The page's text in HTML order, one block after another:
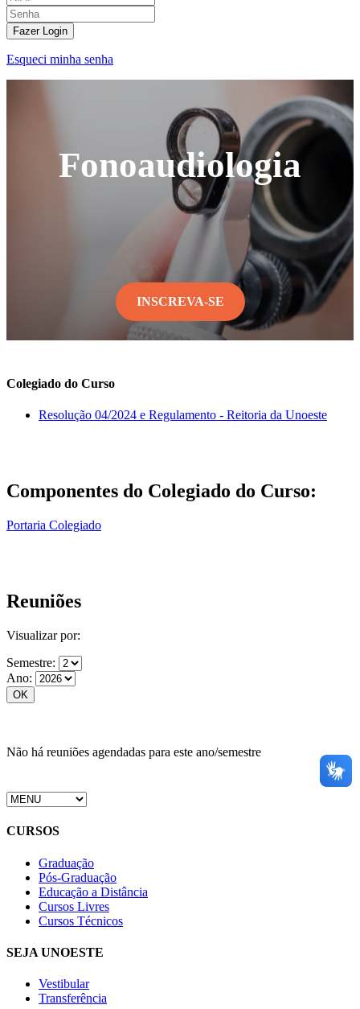
Fazer Login
Esqueci minha senha
Fonoaudiologia
INSCREVA-SE
Colegiado do Curso
Resolução 04/2024 e Regulamento - Reitoria da Unoeste
Componentes do Colegiado do Curso:
Portaria Colegiado
Reuniões
Visualizar por:
Semestre:
Ano:
Não há reuniões agendadas para este ano/semestre
CURSOS
Graduação
Pós-Graduação
Educação a Distância
Cursos Livres
Cursos Técnicos
SEJA UNOESTE
Vestibular
Transferência